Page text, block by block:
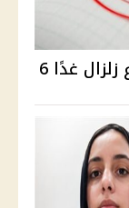
البحوث الفلكية تحسم مزاعم وقوع زلزال غدًا 6